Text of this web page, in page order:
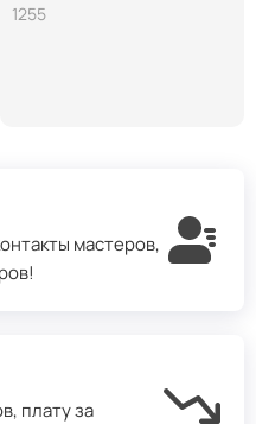
1255
мастеров,
плату за